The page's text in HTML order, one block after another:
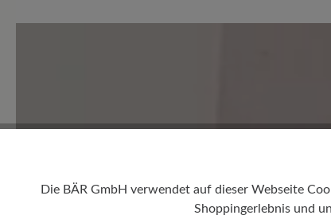
Teilen Sie Ihre
Kunden.
Die BÄR GmbH verwendet auf dieser Webseite
Shoppingerlebnis und